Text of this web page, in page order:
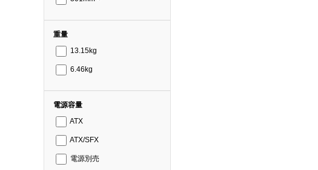
重量
13.15kg
6.46kg
電源容量
ATX
ATX/SFX
電源別売